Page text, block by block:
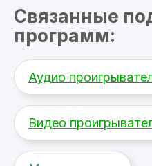
Связанные
программ:
Аудио
Видео